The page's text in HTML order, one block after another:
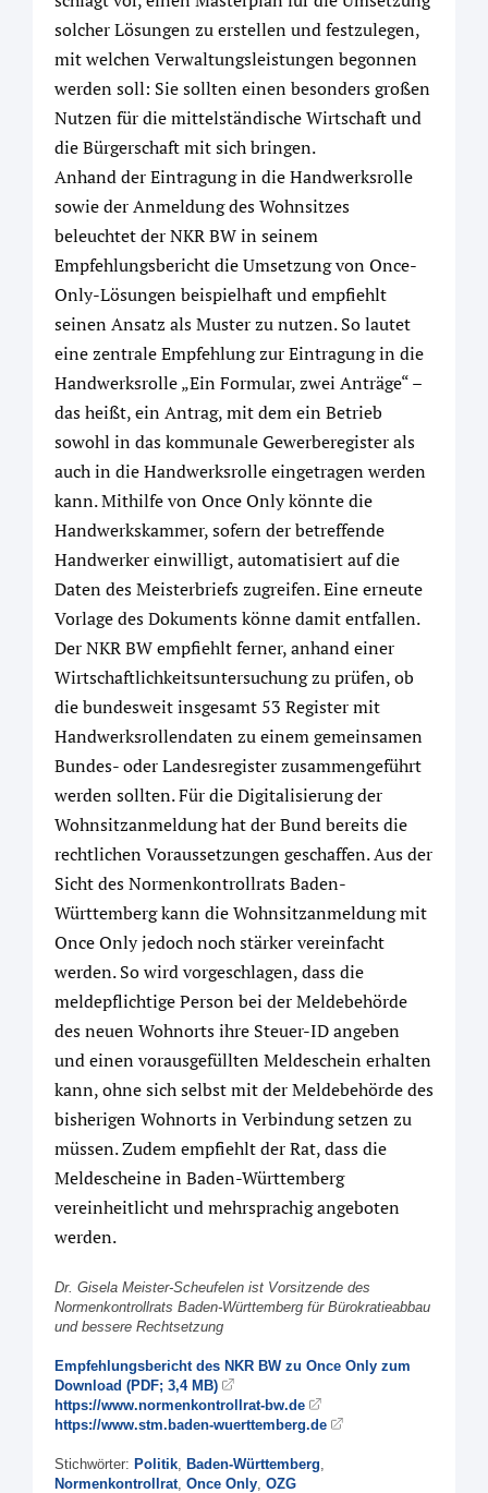
solcher Lösungen zu erstellen und festzulegen,
mit welchen Verwaltungsleistungen begonnen
werden soll: Sie sollten einen besonders großen
Nutzen für die mittelständische Wirtschaft und
die Bürgerschaft mit sich bringen.
Anhand der Eintragung in die Handwerksrolle
sowie der Anmeldung des Wohnsitzes
beleuchtet der NKR BW in seinem
Empfehlungsbericht die Umsetzung von Once-
Only-Lösungen beispielhaft und empfiehlt
seinen Ansatz als Muster zu nutzen. So lautet
eine zentrale Empfehlung zur Eintragung in die
Handwerksrolle „Ein Formular, zwei Anträge“ –
das heißt, ein Antrag, mit dem ein Betrieb
sowohl in das kommunale Gewerberegister als
auch in die Handwerksrolle eingetragen werden
kann. Mithilfe von Once Only könnte die
Handwerkskammer, sofern der betreffende
Handwerker einwilligt, automatisiert auf die
Daten des Meisterbriefs zugreifen. Eine erneute
Vorlage des Dokuments könne damit entfallen.
Der NKR BW empfiehlt ferner, anhand einer
Wirtschaftlichkeitsuntersuchung zu prüfen, ob
die bundesweit insgesamt 53 Register mit
Handwerksrollendaten zu einem gemeinsamen
Bundes- oder Landesregister zusammengeführt
werden sollten. Für die Digitalisierung der
Wohnsitzanmeldung hat der Bund bereits die
rechtlichen Voraussetzungen geschaffen. Aus der
Sicht des Normenkontrollrats Baden-
Württemberg kann die Wohnsitzanmeldung mit
Once Only jedoch noch stärker vereinfacht
werden. So wird vorgeschlagen, dass die
meldepflichtige Person bei der Meldebehörde
des neuen Wohnorts ihre Steuer-ID angeben
und einen vorausgefüllten Meldeschein erhalten
kann, ohne sich selbst mit der Meldebehörde des
bisherigen Wohnorts in Verbindung setzen zu
müssen. Zudem empfiehlt der Rat, dass die
Meldescheine in Baden-Württemberg
vereinheitlicht und mehrsprachig angeboten
werden.
Dr. Gisela Meister-Scheufelen ist Vorsitzende des
Normenkontrollrats Baden-Württemberg für Bürokratieabbau
und bessere Rechtsetzung
Empfehlungsbericht des NKR BW zu Once Only zum
Download (PDF; 3,4 MB)
https://www.normenkontrollrat-bw.de
https://www.stm.baden-wuerttemberg.de
Stichwörter: Politik, Baden-Württemberg,
Normenkontrollrat, Once Only, OZG